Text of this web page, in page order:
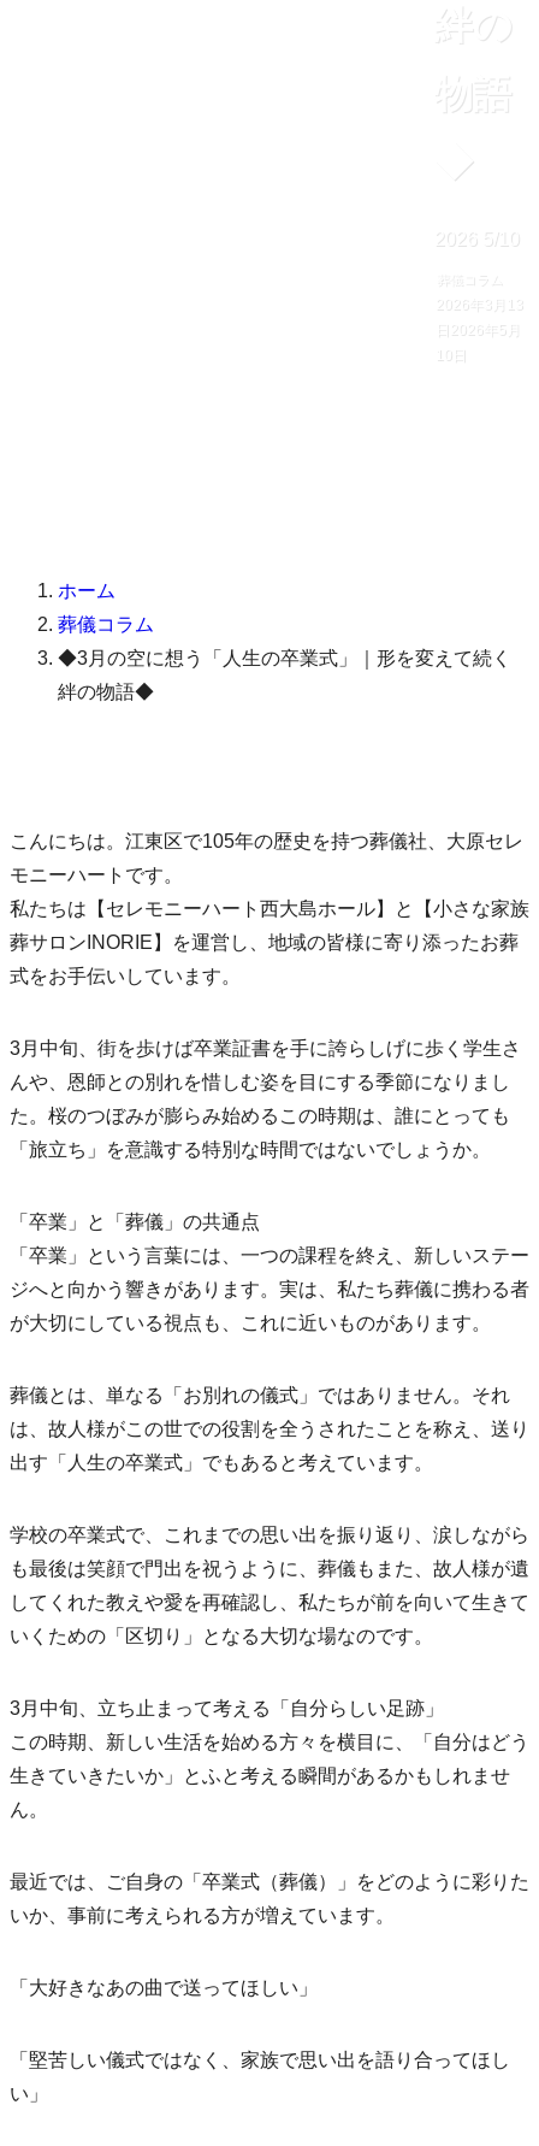
絆の
物語
◆
2026 5/10
葬儀コラム
2026年3月13
2026年5月
10日
ホーム
葬儀コラム
◆3月の空に想う「人生の卒業式」｜形を変えて続く
絆の物語◆
こんにちは。江東区で105年の歴史を持つ葬儀社、大原セレ
モニーハートです。
私たちは【セレモニーハート西大島ホール】と【小さな家族
葬サロンINORIE】を運営し、地域の皆様に寄り添ったお葬
式をお手伝いしています。
3月中旬、街を歩けば卒業証書を手に誇らしげに歩く学生さ
んや、恩師との別れを惜しむ姿を目にする季節になりまし
た。桜のつぼみが膨らみ始めるこの時期は、誰にとっても
「旅立ち」を意識する特別な時間ではないでしょうか。
「卒業」と「葬儀」の共通点
「卒業」という言葉には、一つの課程を終え、新しいステー
ジへと向かう響きがあります。実は、私たち葬儀に携わる者
が大切にしている視点も、これに近いものがあります。
葬儀とは、単なる「お別れの儀式」ではありません。それ
は、故人様がこの世での役割を全うされたことを称え、送り
出す「人生の卒業式」でもあると考えています。
学校の卒業式で、これまでの思い出を振り返り、涙しながら
も最後は笑顔で門出を祝うように、葬儀もまた、故人様が遺
してくれた教えや愛を再確認し、私たちが前を向いて生きて
いくための「区切り」となる大切な場なのです。
3月中旬、立ち止まって考える「自分らしい足跡」
この時期、新しい生活を始める方々を横目に、「自分はどう
生きていきたいか」とふと考える瞬間があるかもしれませ
ん。
最近では、ご自身の「卒業式（葬儀）」をどのように彩りた
いか、事前に考えられる方が増えています。
「大好きなあの曲で送ってほしい」
「堅苦しい儀式ではなく、家族で思い出を語り合ってほし
い」